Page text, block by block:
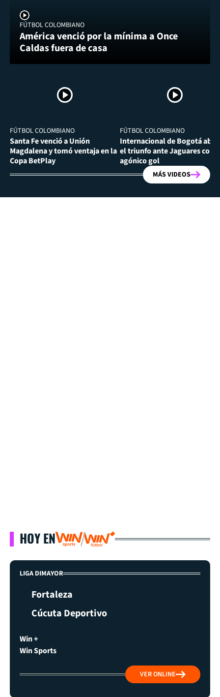
FÚTBOL COLOMBIANO
América venció por la mínima a Once
Caldas fuera de casa
FÚTBOL COLOMBIANO
Santa Fe venció a Unión
Magdalena y tomó ventaja en la
Copa BetPlay
FÚTBOL COLOMBIANO
Internacional de Bogotá
el triunfo ante Jaguares con
agónico gol
MÁS VIDEOS
HOY EN
LIGA DIMAYOR
Fortaleza
Cúcuta Deportivo
Win +
Win Sports
VER ONLINE